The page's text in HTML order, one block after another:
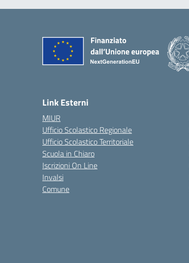
Link Esterni
MIUR
Ufficio Scolastico Regionale
Ufficio Scolastico Territoriale
Scuola in Chiaro
Iscrizioni On Line
Invalsi
Comune